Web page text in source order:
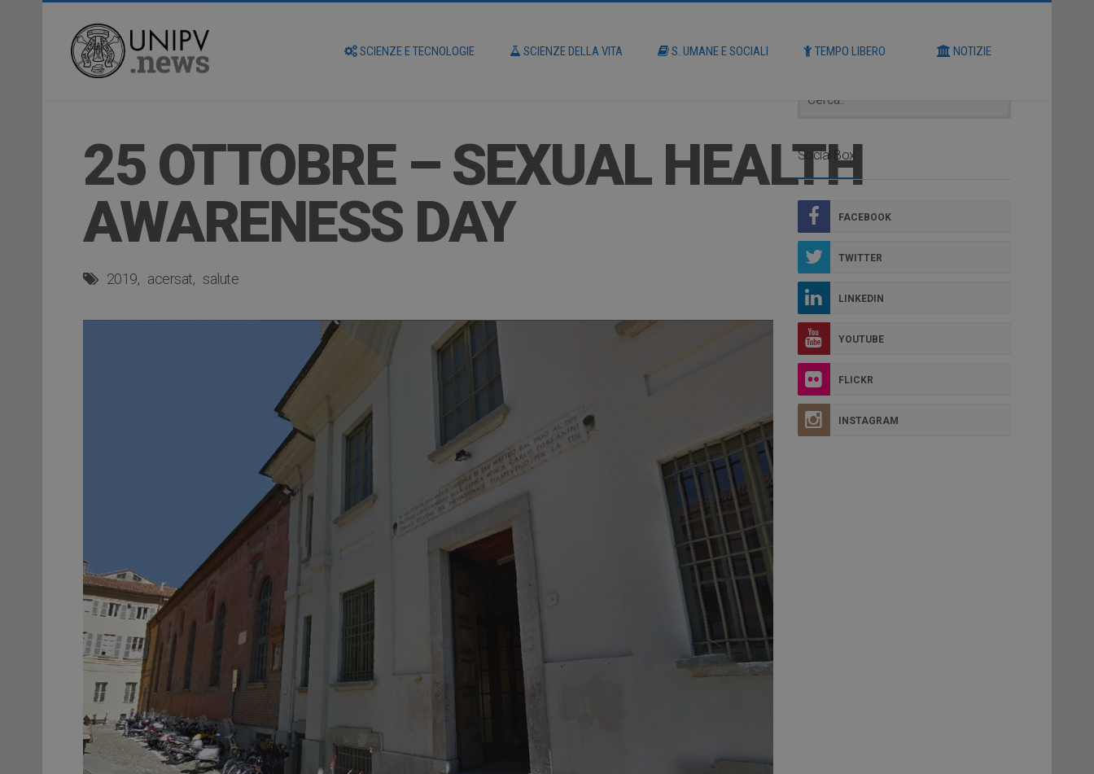
SCIENZE E TECNOLOGIE SCIENZE DELLA VITA S. UMANE E SOCIALI TEMPO LIBERO NOTIZIE
25 OTTOBRE – SEXUAL HEALTH
AWARENESS DAY
2019 acersat salute
Social Box
FACEBOOK
TWITTER
LINKEDIN
YOUTUBE
FLICKR
INSTAGRAM